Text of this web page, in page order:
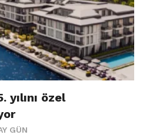
özel
GÜN